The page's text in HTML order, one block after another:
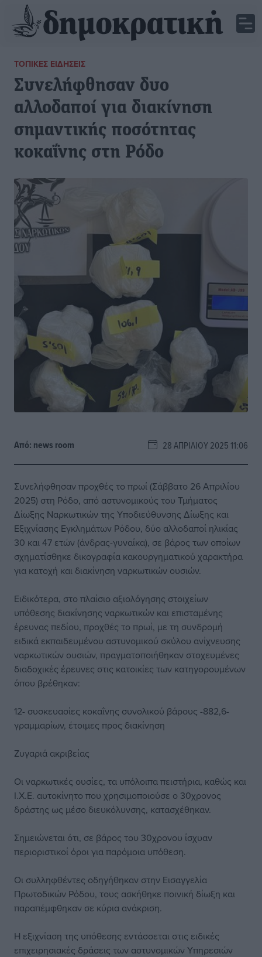
ΤΟΠΙΚΈΣ ΕΙΔΉΣΕΙΣ
Συνελήφθησαν δυο
αλλοδαποί για διακίνηση
σημαντικής ποσότητας
κοκαΐνης στη Ρόδο
Από: news room 28 ΑΠΡΙΛΊΟΥ 2025 11:06
Συνελήφθησαν προχθές το πρωί (Σάββατο 26 Απριλίου
2025) στη Ρόδο, από αστυνομικούς του Τμήματος
Δίωξης Ναρκωτικών της Υποδιεύθυνσης Δίωξης και
Εξιχνίασης Εγκλημάτων Ρόδου, δύο αλλοδαποί ηλικίας
30 και 47 ετών (άνδρας-γυναίκα), σε βάρος των οποίων
σχηματίσθηκε δικογραφία κακουργηματικού χαρακτήρα
για κατοχή και διακίνηση ναρκωτικών ουσιών.
Ειδικότερα, στο πλαίσιο αξιολόγησης στοιχείων
υπόθεσης διακίνησης ναρκωτικών και επισταμένης
έρευνας πεδίου, προχθές το πρωί, με τη συνδρομή
ειδικά εκπαιδευμένου αστυνομικού σκύλου ανίχνευσης
ναρκωτικών ουσιών, πραγματοποιήθηκαν στοχευμένες
διαδοχικές έρευνες στις κατοικίες των κατηγορουμένων
όπου βρέθηκαν:
12- συσκευασίες κοκαΐνης συνολικού βάρους -882,6-
γραμμαρίων, έτοιμες προς διακίνηση
Ζυγαριά ακριβείας
Οι ναρκωτικές ουσίες, τα υπόλοιπα πειστήρια, καθώς και
Ι.Χ.Ε. αυτοκίνητο που χρησιμοποιούσε ο 30χρονος
δράστης ως μέσο διευκόλυνσης, κατασχέθηκαν.
Σημειώνεται ότι, σε βάρος του 30χρονου ίσχυαν
περιοριστικοί όροι για παρόμοια υπόθεση.
Οι συλληφθέντες οδηγήθηκαν στην Εισαγγελία
Πρωτοδικών Ρόδου, τους ασκήθηκε ποινική δίωξη και
παραπέμφθηκαν σε κύρια ανάκριση.
Η εξιχνίαση της υπόθεσης εντάσσεται στις ειδικές
επιχειρησιακές δράσεις των αστυνομικών Υπηρεσιών